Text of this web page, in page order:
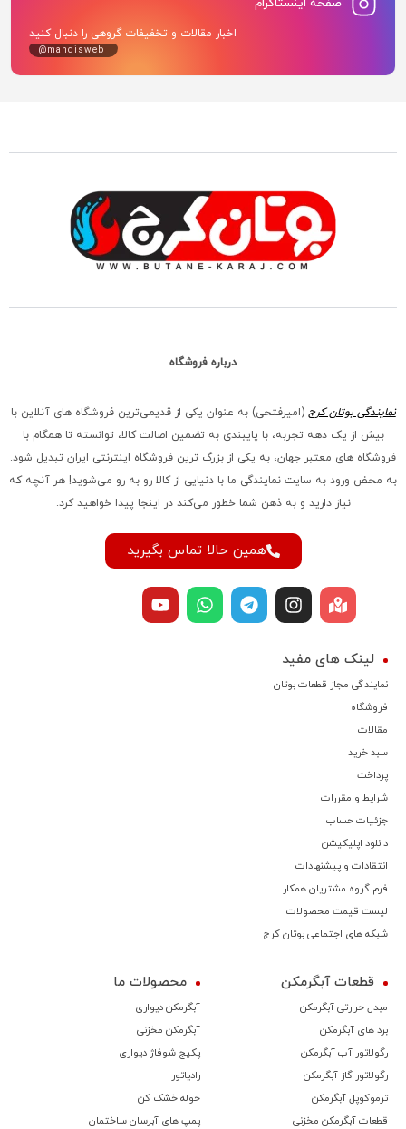
صفحه اینستاگرام
اخبار مقالات و تخفیفات گروهی را دنبال کنید
@mahdisweb
درباره فروشگاه
نمایندگی بوتان کرج (امیرفتحی) به عنوان یکی از قدیمی‌ترین فروشگاه های آنلاین با
بیش از یک دهه تجربه، با پایبندی به تضمین اصالت کالا، توانسته تا همگام با
فروشگاه‌ های معتبر جهان، به یکی از بزرگ‌ ترین فروشگاه اینترنتی ایران تبدیل شود.
به محض ورود به سایت نمایندگی ما با دنیایی از کالا رو به رو می‌شوید! هر آنچه که
نیاز دارید و به ذهن شما خطور می‌کند در اینجا پیدا خواهید کرد.
همین حالا تماس بگیرید
لینک های مفید
نمایندگی مجاز قطعات بوتان
فروشگاه
مقالات
سبد خرید
پرداخت
شرایط و مقررات
جزئیات حساب
دانلود اپلیکیشن
انتقادات و پیشنهادات
فرم گروه مشتریان همکار
لیست قیمت محصولات
شبکه های اجتماعی بوتان کرج
قطعات آبگرمکن
مبدل حرارتی آبگرمکن
برد های آبگرمکن
رگولاتور آب آبگرمکن
رگولاتور گاز آبگرمکن
ترموكوپل آبگرمکن
قطعات آبگرمکن مخزنی
محصولات ما
آبگرمکن دیواری
آبگرمکن مخزنی
پکیج شوفاژ دیواری
رادیاتور
حوله خشک کن
پمپ های آبرسان ساختمان